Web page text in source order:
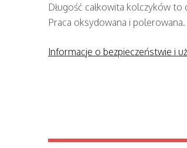
Długość całkowita kolczyków to
Praca oksydowana i polerowana.
Informacje o bezpieczeństwie i